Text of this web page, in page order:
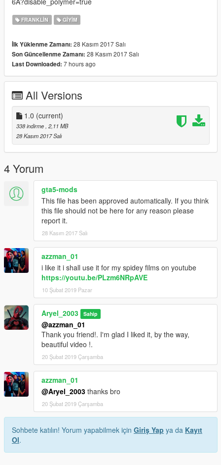
FRANKLIN GIYIM
İlk Yüklenme Zamanı: 28 Kasım 2017 Salı
Son Güncellenme Zamanı: 28 Kasım 2017 Salı
Last Downloaded: 7 hours ago
All Versions
1.0 (current)
338 indirme , 2,11 MB
28 Kasım 2017 Salı
4 Yorum
gta5-mods
This file has been approved automatically. If you think
this file should not be here for any reason please
report it.
28 Kasım 2017 Salı
azzman_01
i like it i shall use it for my spidey films on youtube
https://youtu.be/PLzm6NRpAVE
10 Şubat 2019 Pazar
Aryel_2003 Sahip
@azzman_01
Thank you friend!. I'm glad I liked it, by the way,
beautiful video !.
20 Şubat 2019 Çarşamba
azzman_01
@Aryel_2003 thanks bro
20 Şubat 2019 Çarşamba
Sohbete katılın! Yorum yapabilmek için Giriş Yap ya da Kayıt
Ol.